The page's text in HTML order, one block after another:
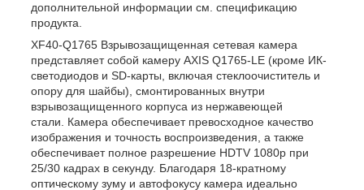
дополнительной информации см. спецификацию
продукта.
XF40-Q1765 Взрывозащищенная сетевая камера
представляет собой камеру AXIS Q1765-LE (кроме ИК-
светодиодов и SD-карты, включая стеклоочиститель и
опору для шайбы), смонтированных внутри
взрывозащищенного корпуса из нержавеющей
стали. Камера обеспечивает превосходное качество
изображения и точность воспроизведения, а также
обеспечивает полное разрешение HDTV 1080p при
25/30 кадрах в секунду. Благодаря 18-кратному
оптическому зуму и автофокусу камера идеально